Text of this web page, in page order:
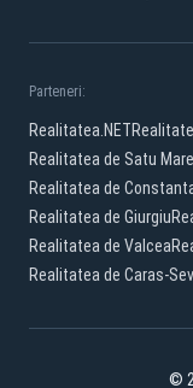
Parteneri:
Realitatea.NET
Realitatea de Satu Mare
Realitatea de
Realitatea de Giurgiu
Realitatea de Valcea
Realitatea de Caras-
©